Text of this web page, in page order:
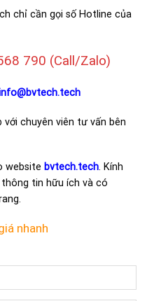
chỉ cần gọi số Hotline của
790 (Call/Zalo)
chuyên viên tư vấn bên
website bvtech.tech. Kính
tin hữu ích và có
nhanh